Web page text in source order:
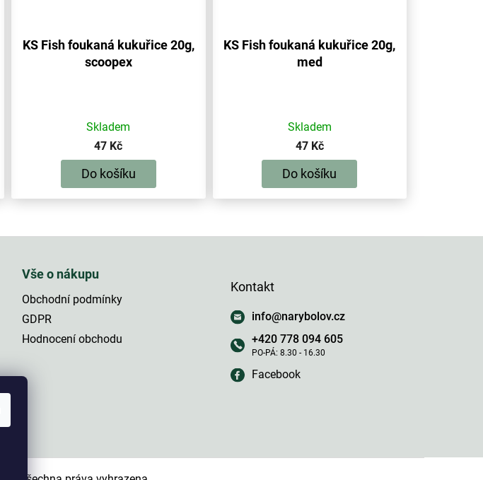
KS Fish foukaná kukuřice 20g,
scoopex
Skladem
47 Kč
Do košíku
KS Fish foukaná kukuřice 20g,
med
Skladem
47 Kč
Do košíku
v
k
v
p
Vše o nákupu
Obchodní podmínky
GDPR
Hodnocení obchodu
Kontakt
info@narybolov.cz
+420 778 094 605
Facebook